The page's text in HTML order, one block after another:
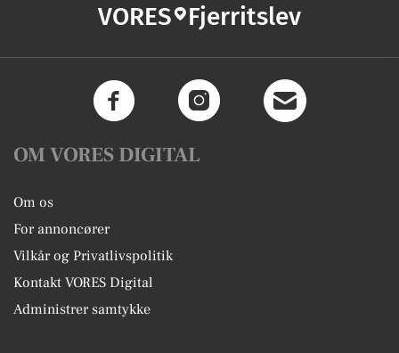
VORES Fjerritslev
OM VORES DIGITAL
Om os
For annoncører
Vilkår og Privatlivspolitik
Kontakt VORES Digital
Administrer samtykke